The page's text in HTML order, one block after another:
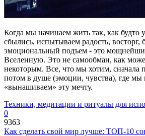
Когда мы начинаем жить так, как будто
сбылись, испытываем радость, восторг,
эмоциональный подъем - это
Вселенную. Это не самообман, как
некоторым. Все, что мы хотим, сначала
потом в душе (эмоции, чувства), где мы
«вынашиваем» эту мечту.
Техники, медитации и ритуалы для
0
9363
Как сделать свой мир лучше: ТОП-10